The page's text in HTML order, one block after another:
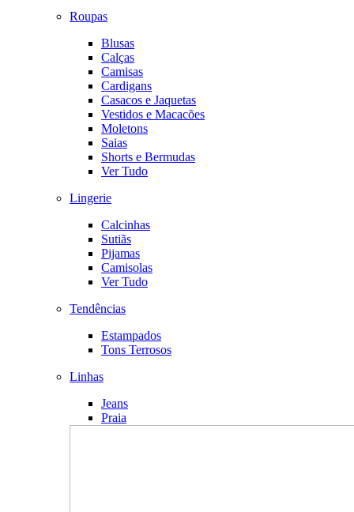
Roupas
Blusas
Calças
Camisas
Cardigans
Casacos e Jaquetas
Vestidos e Macacões
Moletons
Saias
Shorts e Bermudas
Ver Tudo
Lingerie
Calcinhas
Sutiãs
Pijamas
Camisolas
Ver Tudo
Tendências
Estampados
Tons Terrosos
Linhas
Jeans
Praia